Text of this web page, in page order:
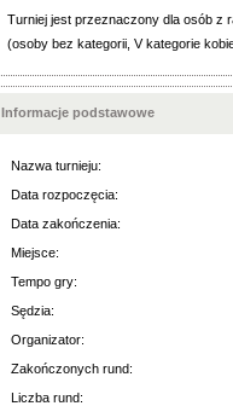
Turniej jest przeznaczony dla osób z
(osoby bez kategorii, V kategorie
Informacje podstawowe
Nazwa turnieju:
Data rozpoczęcia:
Data zakończenia:
Miejsce:
Tempo gry:
Sędzia:
Organizator:
Zakończonych rund:
Liczba rund: